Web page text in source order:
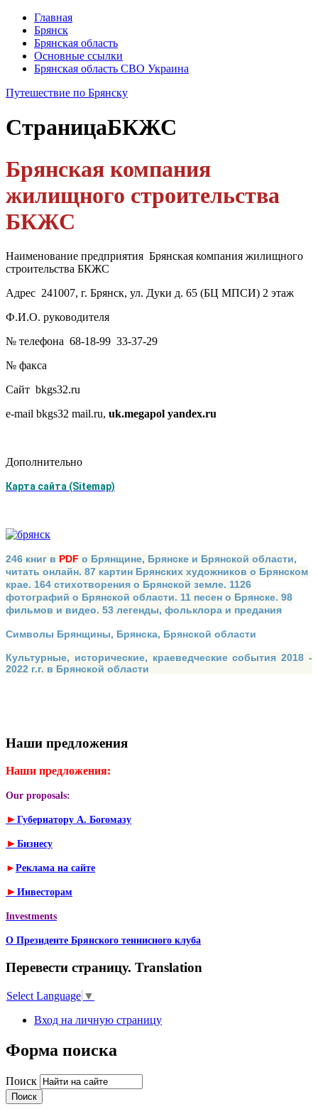
Главная
Брянск
Брянская область
Основные ссылки
Брянская область СВО Украина
Путешествие по Брянску
СтраницаБКЖС
Брянская компания
жилищного строительства
БКЖС
Наименование предприятия Брянская компания жилищного
строительства БКЖС
Адрес 241007, г. Брянск, ул. Дуки д. 65 (БЦ МПСИ) 2 этаж
Ф.И.О. руководителя
№ телефона 68-18-99 33-37-29
№ факса
Сайт bkgs32.ru
e-mail bkgs32 mail.ru, uk.megapol yandex.ru
Дополнительно
Карта сайта (Sitemap)
246 книг в PDF о Брянщине, Брянске и Брянской области,
читать онлайн. 87 картин Брянских художников о Брянском
крае. 164 стихотворения о Брянской земле. 1126
фотографий о Брянской области. 11 песен о Брянске. 98
фильмов и видео. 53 легенды, фольклора и предания
Символы Брянщины, Брянска, Брянской области
Культурные, исторические, краеведческие события 2018 -
2022 г.г. в Брянской области
Наши предложения
Наши предложения:
Our proposals:
► Губернатору А. Богомазу
► Бизнесу
► Реклама на сайте
► Инвесторам
Investments
О Президенте Брянского теннисного клуба
Перевести страницу. Translation
Select Language ▼
Вход на личную страницу
Форма поиска
Поиск